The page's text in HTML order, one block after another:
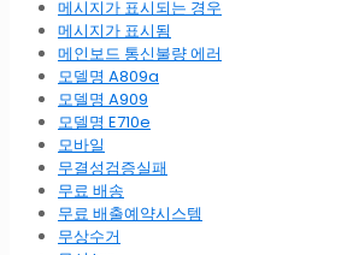
메시지가 표시되는 경우
메시지가 표시됨
메인보드 통신불량 에러
모델명 A809a
모델명 A909
모델명 E710e
모바일
무결성검증실패
무료 배송
무료 배출예약시스템
무상수거